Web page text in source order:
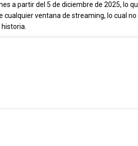
a partir del 5 de diciembre de 2025, lo
ventana de streaming, lo cual